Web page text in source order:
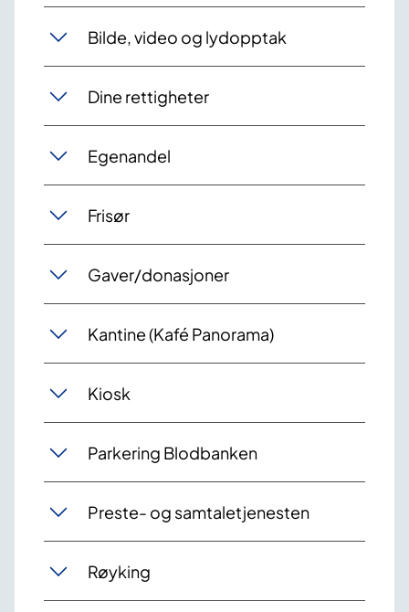
Bilde, video og lydopptak
Dine rettigheter
Egenandel
Frisør
Gaver/donasjoner
Kantine (Kafé Panorama)
Kiosk
Parkering Blodbanken
Preste- og samtaletjenesten
Røyking